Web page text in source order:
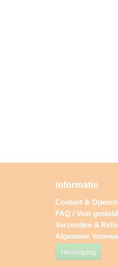
Informatie
Contact &
FAQ / Veel
Verzenden &
Algemene
Herroeping